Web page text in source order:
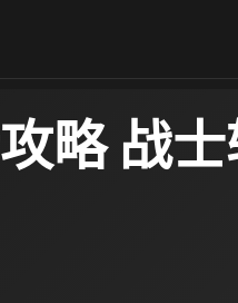
略 战